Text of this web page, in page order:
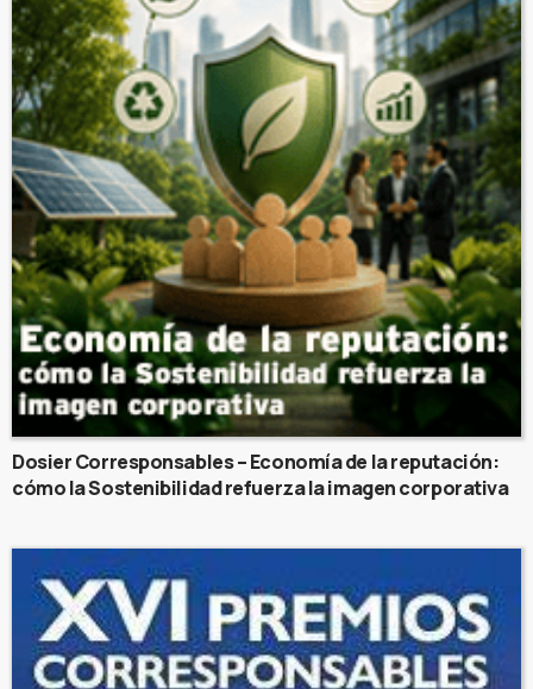
Dosier Corresponsables – Economía de la reputación:
cómo la Sostenibilidad refuerza la imagen corporativa